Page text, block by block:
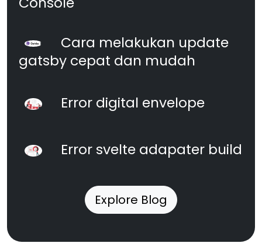
Cara melakukan update
gatsby cepat dan mudah
Error digital envelope
Error svelte adapater build
Explore Blog